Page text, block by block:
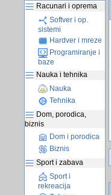
Racunari i oprema
Softver i op.
sistemi
Hardver i mreze
Programiranje i
baze
Nauka i tehnika
Nauka
Tehnika
Dom, porodica,
biznis
Dom i porodica
Biznis
Sport i zabava
Sport i
rekreacija